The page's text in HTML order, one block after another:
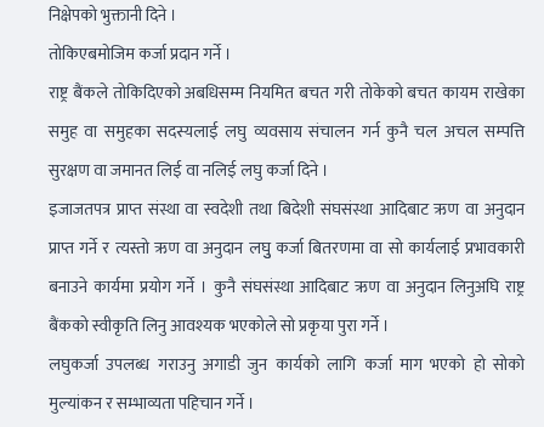
निक्षेपको भुक्तानी दिने ।
तोकिएबमोजिम कर्जा प्रदान गर्ने ।
राष्ट्र बैंकले तोकिदिएको अबधिसम्म नियमित बचत गरी तोकेको बचत कायम राखेका
समुह वा समुहका सदस्यलाई लघु व्यवसाय संचालन गर्न कुनै चल अचल सम्पत्ति
सुरक्षण वा जमानत लिई वा नलिई लघु कर्जा दिने ।
इजाजतपत्र प्राप्त संस्था वा स्वदेशी तथा बिदेशी संघसंस्था आदिबाट ऋण वा अनुदान
प्राप्त गर्ने र त्यस्तो ऋण वा अनुदान लघुु कर्जा बितरणमा वा सो कार्यलाई प्रभावकारी
बनाउने कार्यमा प्रयोग गर्ने । कुनै संघसंस्था आदिबाट ऋण वा अनुदान लिनुअघि राष्ट्र
बैंकको स्वीकृति लिनु आवश्यक भएकोले सो प्रकृया पुरा गर्ने ।
लघुकर्जा उपलब्ध गराउनु अगाडी जुन कार्यको लागि कर्जा माग भएको हो सोको
मुल्यांकन र सम्भाव्यता पहिचान गर्ने ।